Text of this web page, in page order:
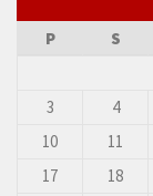
P
S
3
4
10
11
17
18